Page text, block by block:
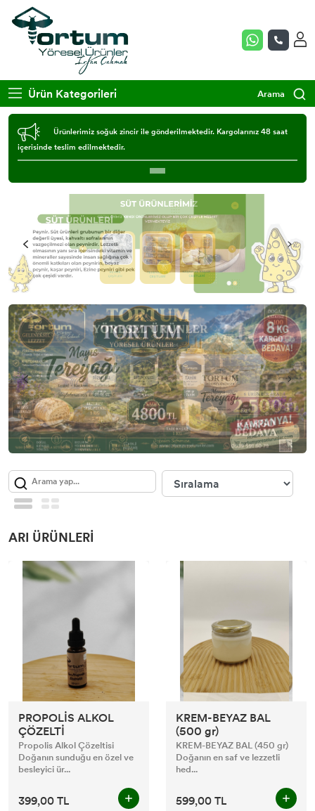
Ürün Kategorileri Arama
Ürünlerimiz soğuk zincir ile gönderilmektedir. Kargolarınız 48 saat
içerisinde teslim edilmektedir.
ARI ÜRÜNLERİ
PROPOLİS ALKOL
ÇÖZELTİ
Propolis Alkol Çözeltisi
Doğanın sunduğu en özel ve
besleyici ür...
399,00 TL
KREM-BEYAZ BAL
(500 gr)
KREM-BEYAZ BAL (450 gr)
Doğanın en saf ve lezzetli
hed...
599,00 TL